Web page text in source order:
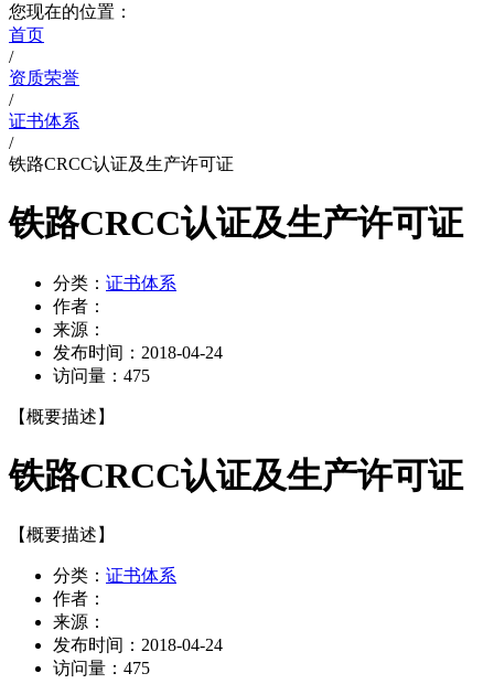
您现在的位置：
首页
/
资质荣誉
/
证书体系
/
铁路CRCC认证及生产许可证
铁路CRCC认证及生产许可证
分类： 证书体系
作者：
来源：
发布时间： 2018-04-24
访问量： 475
【概要描述】
铁路CRCC认证及生产许可证
【概要描述】
分类： 证书体系
作者：
来源：
发布时间： 2018-04-24
访问量： 475